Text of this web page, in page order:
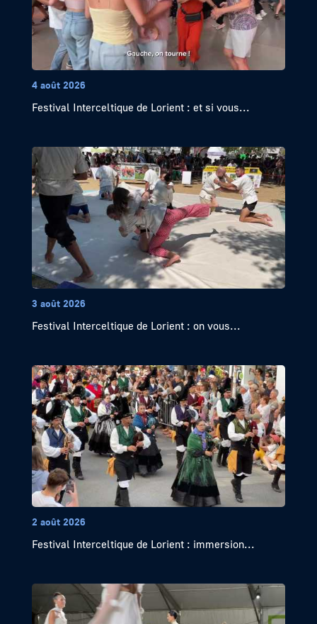
4 août 2026
Festival Interceltique de Lorient : et si vous...
3 août 2026
Festival Interceltique de Lorient : on vous...
2 août 2026
Festival Interceltique de Lorient : immersion...